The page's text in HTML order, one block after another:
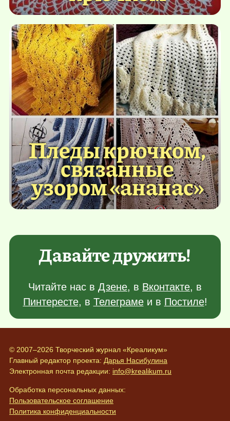
Пледы крючком,
связанные
узором «ананас»
Давайте дружить!
Читайте нас в Дзене, в Вконтакте, в
Пинтересте, в Телеграмеи в Постиле!
© 2007–2026 Творческий журнал «Креаликум»
Главный редактор проекта: Дарья Насибулина
Электронная почта редакции: info@krealikum.ru
Обработка персональных данных:
Пользовательское соглашение
Политика конфиденциальности